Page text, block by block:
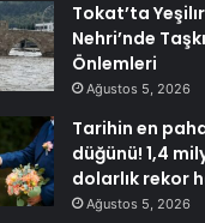
Tokat’ta
Nehri’nde
Önlemleri
Ağustos 5, 2026
Tarihin en
düğünü! 1,4
dolarlık rekor
Ağustos 5, 2026